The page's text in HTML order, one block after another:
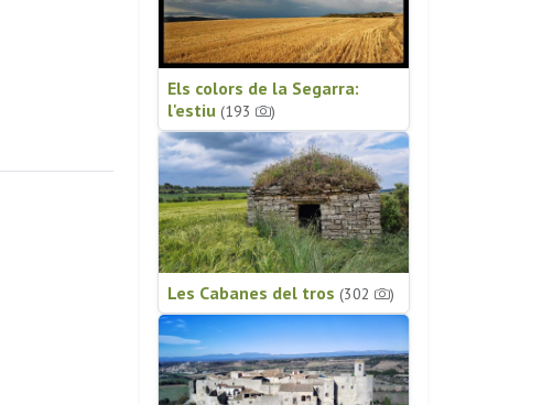
Els colors de la Segarra:
l'estiu (193 )
Les Cabanes del tros (302 )